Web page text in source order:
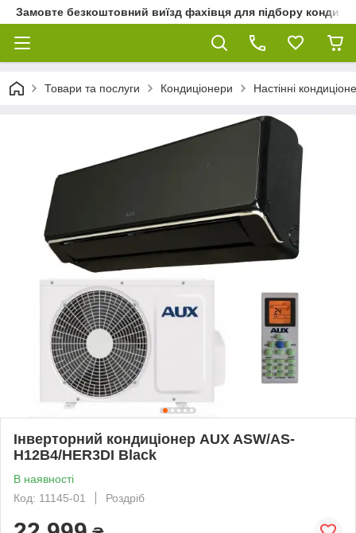
Замовте безкоштовний виїзд фахівця для підбору
Товари та послуги Кондиціонери Настінні
Інверторний кондиціонер AUX ASW/AS-
H12B4/HER3DI Black
В наявності
Код: 11145-01
Роздріб